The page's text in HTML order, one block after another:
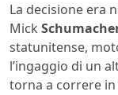
La decisione era
Mick
statunitense,
l’ingaggio di un
torna a correre in